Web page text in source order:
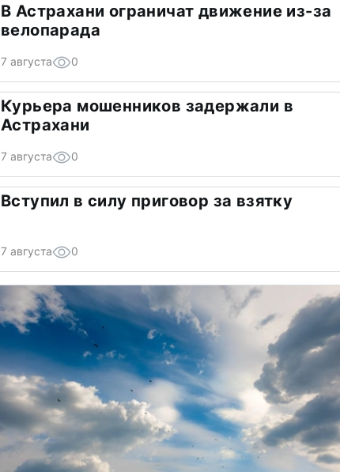
В Астрахани ограничат движение из-за
велопарада
7 августа 0
Курьера мошенников задержали в
Астрахани
7 августа 0
Вступил в силу приговор за взятку
7 августа 0